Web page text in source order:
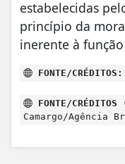
estabelecidas
princípio da
inerente à
FONTE/CRÉDITOS:
FONTE/
Camargo/Agência